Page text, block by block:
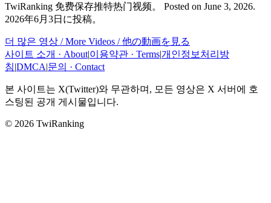
TwiRanking 免费保存推特热门视频。
Posted on June 3, 2026.
2026年6月3日 に投稿。
더 많은 영상 / More Videos / 他の動画を見る
사이트 소개 · About|이용약관 · Terms|개인정보처리방
침|DMCA|문의 · Contact
본 사이트는 X(Twitter)와 무관하며, 모든 영상은 X 서버에 호
스팅된 공개 게시물입니다.
© 2026 TwiRanking